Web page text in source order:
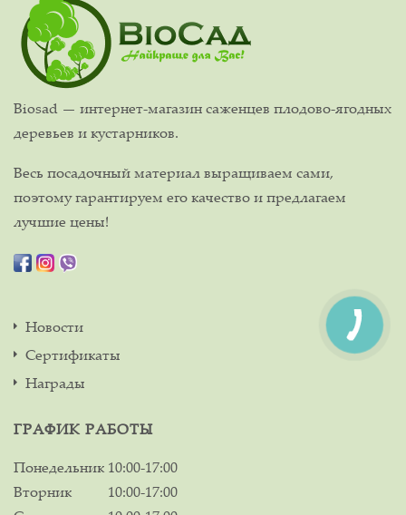
Biosad — интернет-магазин саженцев плодово-ягодных
деревьев и кустарников.
Весь посадочный материал выращиваем сами,
поэтому гарантируем его качество и предлагаем
лучшие цены!
Новости
Сертификаты
Награды
ГРАФИК РАБОТЫ
Понедельник 10:00-17:00
Вторник
10:00-17:00